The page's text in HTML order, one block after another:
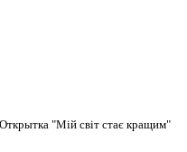
Открытка "Мій світ стає кращим"